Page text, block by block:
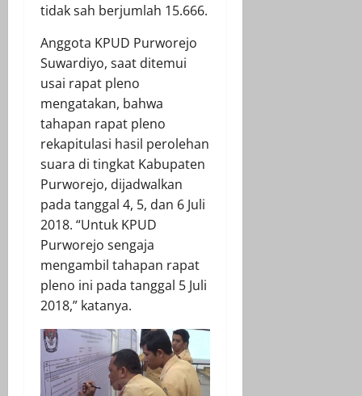
tidak sah berjumlah 15.666.
Anggota KPUD Purworejo
Suwardiyo, saat ditemui
usai rapat pleno
mengatakan, bahwa
tahapan rapat pleno
rekapitulasi hasil perolehan
suara di tingkat Kabupaten
Purworejo, dijadwalkan
pada tanggal 4, 5, dan 6 Juli
2018. “Untuk KPUD
Purworejo sengaja
mengambil tahapan rapat
pleno ini pada tanggal 5 Juli
2018,” katanya.